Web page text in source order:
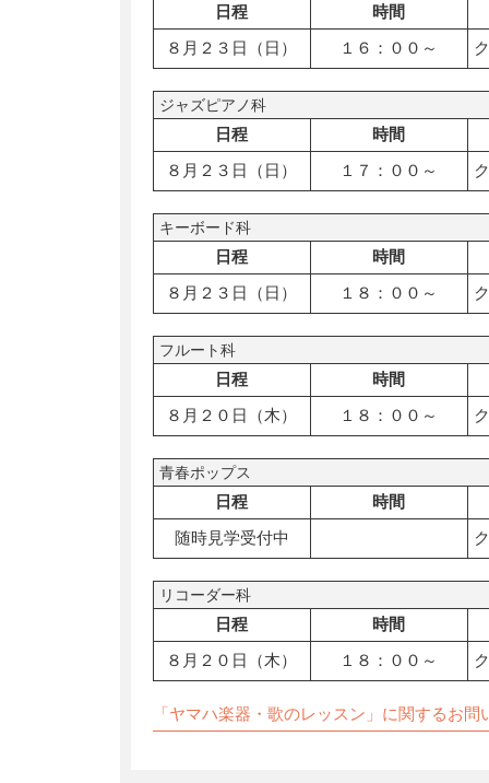
日程
時間
８月２３日（日）
１６：００～
ジャズピアノ科
日程
時間
８月２３日（日）
１７：００～
キーボード科
日程
時間
８月２３日（日）
１８：００～
フルート科
日程
時間
８月２０日（木）
１８：００～
青春ポップス
日程
時間
随時見学受付中
リコーダー科
日程
時間
８月２０日（木）
１８：００～
「ヤマハ楽器・歌のレッスン」に関するお問